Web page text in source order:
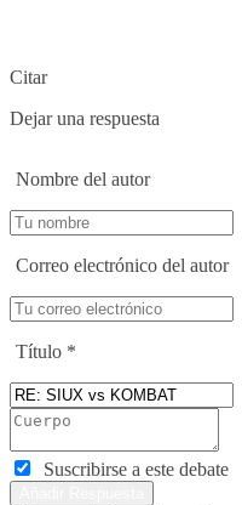
Citar
Dejar una respuesta
Nombre del autor
Correo electrónico del autor
Título *
Suscribirse a este debate